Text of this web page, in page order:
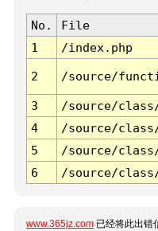
No. File
1
/index.php
2 /source/
3 /source/
4
/source/
5
/source/
6
/source/
www.365jz.com 已经将此出错